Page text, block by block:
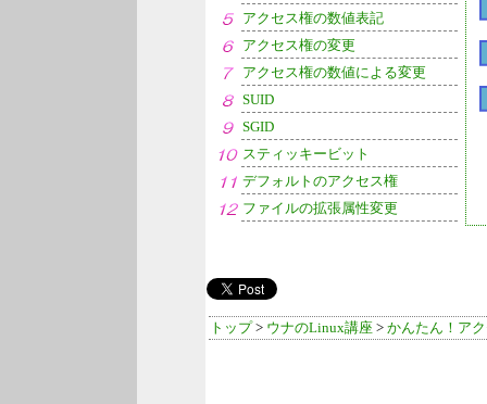
アクセス権の数値表記
アクセス権の変更
アクセス権の数値による変更
SUID
SGID
スティッキービット
デフォルトのアクセス権
ファイルの拡張属性変更
トップ> ウナのLinux講座 > かんたん！ア